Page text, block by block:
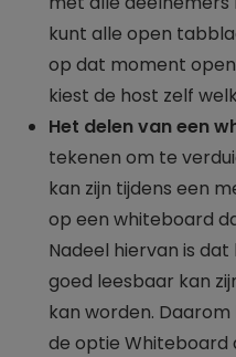
kunt alle open
op dat moment
kiest de host zelf
Het delen van een
tekenen om te
kan zijn tijdens een
op een whiteboard
Nadeel hiervan is
goed leesbaar kan
kan worden.
de optie Whiteboard